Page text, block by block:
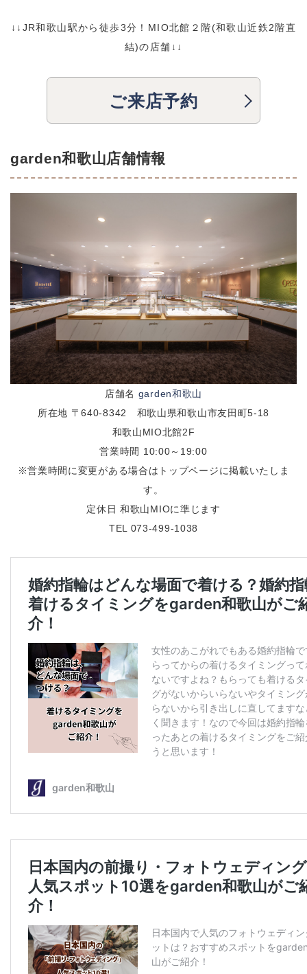
↓↓JR和歌山駅から徒歩3分！MIO北館２階(和歌山近鉄2階直
結)の店舗↓↓
ご来店予約
garden和歌山店舗情報
店舗名 garden和歌山
所在地 〒640-8342 和歌山県和歌山市友田町5-18
和歌山MIO北館2F
営業時間 10:00～19:00
※営業時間に変更がある場合はトップページに掲載いたしま
す。
定休日 和歌山MIOに準じます
TEL 073-499-1038